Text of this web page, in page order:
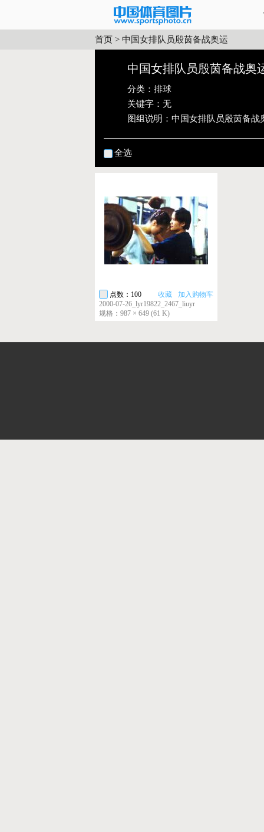
首页> 中国女排队员殷茵备战奥运
中国女排队员殷茵备战奥
分类： 排球
关键字：无
图组说明： 中国女排队员殷茵备战
全选
收藏 加入购物车
点数：100
2000-07-26_lyr19822_2467_liuyr
规格：987 × 649 (61 K)